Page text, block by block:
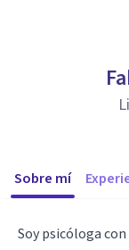
Sobre mí
Soy psicóloga con